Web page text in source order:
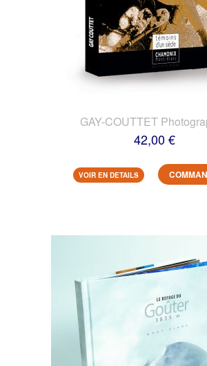
GAY-COUTTET
42,00 €
VOIR EN DETAILS